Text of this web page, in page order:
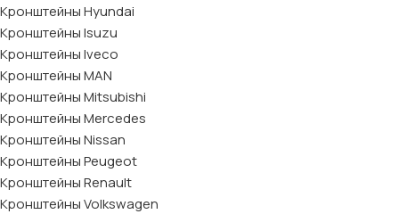
Кронштейны Hyundai
Кронштейны Isuzu
Кронштейны Iveco
Кронштейны MAN
Кронштейны Mitsubishi
Кронштейны Mеrcedes
Кронштейны Nissan
Кронштейны Peugeot
Кронштейны Renault
Кронштейны Volkswagen